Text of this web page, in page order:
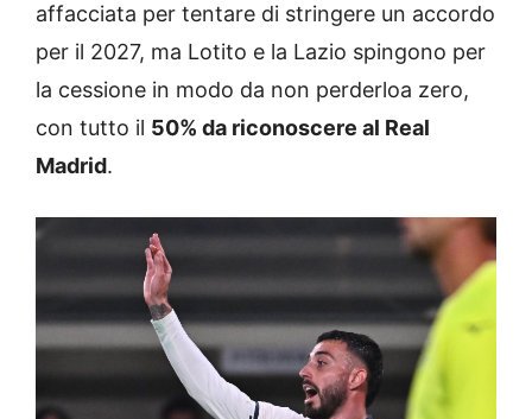
affacciata per tentare di stringere un accordo
per il 2027, ma Lotito e la Lazio spingono per
la cessione in modo da non perderloa zero,
con tutto il 50% da riconoscere al Real
Madrid.